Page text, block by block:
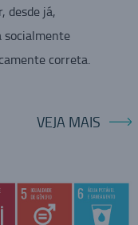
desde já,
socialmente
correta.
VEJA MAIS